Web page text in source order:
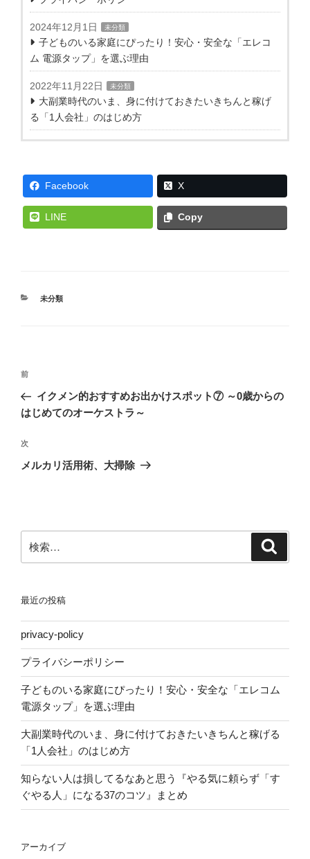
2024年12月1日 未分類
子どものいる家庭にぴったり！安心・安全な「エレコ
ム 電源タップ」を選ぶ理由
2022年11月22日 未分類
大副業時代のいま、身に付けておきたいきちんと稼げ
る「1人会社」のはじめ方
Facebook X
LINE Copy
カ
未分類
投
ナ
ゲ
ー
前
の
投
前
イクメン的おすすめお出かけスポット⑦ ～0歳からの
はじめてのオーケストラ～
次
の
次
メルカリ活用術、大掃除
索:
最近の投稿
privacy-policy
プライバシーポリシー
子どものいる家庭にぴったり！安心・安全な「エレコム
電源タップ」を選ぶ理由
大副業時代のいま、身に付けておきたいきちんと稼げる
「1人会社」のはじめ方
知らない人は損してるなあと思う『やる気に頼らず「す
ぐやる人」になる37のコツ』まとめ
アーカイブ